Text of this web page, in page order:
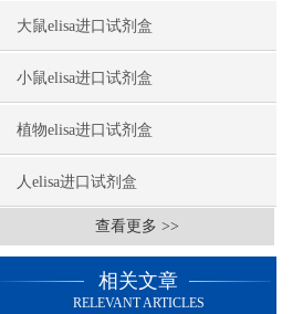
大鼠elisa进口试剂盒
小鼠elisa进口试剂盒
植物elisa进口试剂盒
人elisa进口试剂盒
查看更多 >>
相关文章
RELEVANT ARTICLES